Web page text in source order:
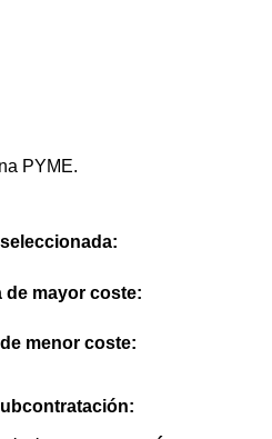
PYME.
de mayor coste:
menor coste: